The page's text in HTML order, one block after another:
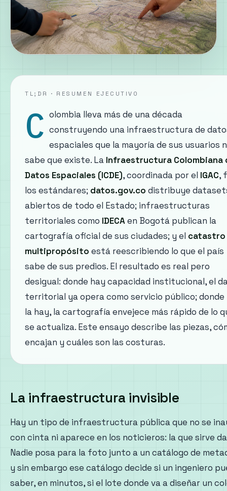
TL;DR · RESUMEN EJECUTIVO
C olombia lleva más de una década
construyendo una infraestructura de
espaciales que la mayoría de sus usuarios
sabe que existe. La Infraestructura Colombiana
Datos Espaciales (ICDE), coordinada por el IGAC,
los estándares; datos.gov.co distribuye
abiertos de todo el Estado; infraestructuras
territoriales como IDECAen Bogotá publican la
cartografía oficial de sus ciudades; y el catastro
multipropósito está reescribiendo lo que el país
sabe de sus predios. El resultado es real pero
desigual: donde hay capacidad institucional, el
territorial ya opera como servicio público; donde
la hay, la cartografía envejece más rápido de lo
se actualiza. Este ensayo describe las piezas,
encajan y cuáles son las costuras.
La infraestructura invisible
Hay un tipo de infraestructura pública que no se
con cinta ni aparece en los noticieros: la que sirve
Nadie posa para la foto junto a un catálogo de
y sin embargo ese catálogo decide si un ingeniero
saber, en minutos, si el lote donde va a diseñar un